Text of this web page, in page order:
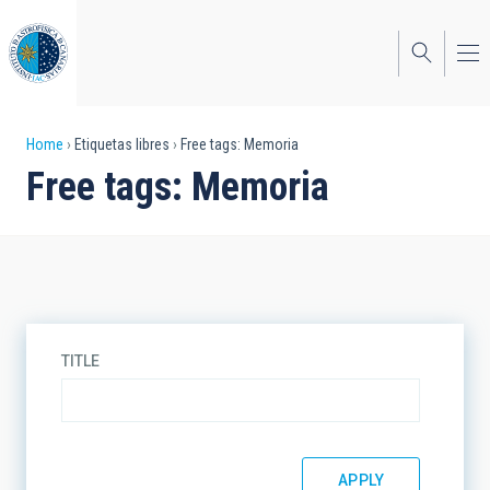
to
main
content
Breadcrumb
Home Etiquetas libres Free tags: Memoria
Free tags: Memoria
TITLE